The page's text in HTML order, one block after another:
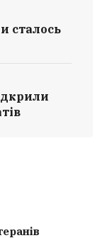
сталось